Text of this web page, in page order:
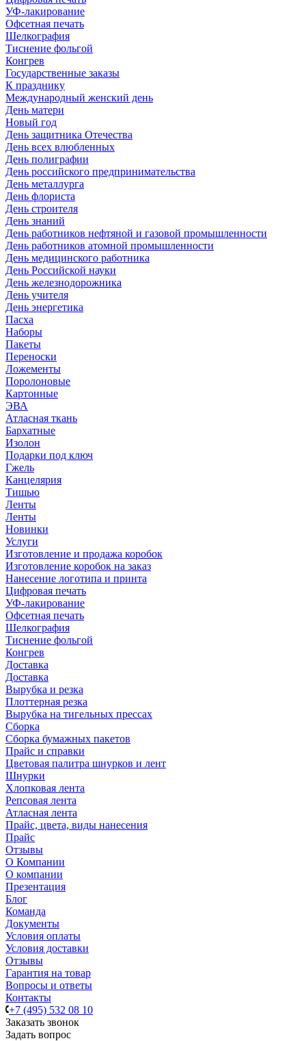
УФ-лакирование
Офсетная печать
Шелкография
Тиснение фольгой
Конгрев
Государственные заказы
К празднику
Международный женский день
День матери
Новый год
День защитника Отечества
День всех влюбленных
День полиграфии
День российского предпринимательства
День металлурга
День флориста
День строителя
День знаний
День работников нефтяной и газовой промышленности
День работников атомной промышленности
День медицинского работника
День Российской науки
День железнодорожника
День учителя
День энергетика
Пасха
Наборы
Пакеты
Переноски
Ложементы
Поролоновые
Картонные
ЭВА
Атласная ткань
Бархатные
Изолон
Подарки под ключ
Гжель
Канцелярия
Тишью
Ленты
Ленты
Новинки
Услуги
Изготовление и продажа коробок
Изготовление коробок на заказ
Нанесение логотипа и принта
Цифровая печать
УФ-лакирование
Офсетная печать
Шелкография
Тиснение фольгой
Конгрев
Доставка
Доставка
Вырубка и резка
Плоттерная резка
Вырубка на тигельных прессах
Сборка
Сборка бумажных пакетов
Прайс и справки
Цветовая палитра шнурков и лент
Шнурки
Хлопковая лента
Репсовая лента
Атласная лента
Прайс, цвета, виды нанесения
Прайс
Отзывы
О Компании
О компании
Презентация
Блог
Команда
Документы
Условия оплаты
Условия доставки
Отзывы
Гарантия на товар
Вопросы и ответы
Контакты
+7 (495) 532 08 10
Заказать звонок
Задать вопрос